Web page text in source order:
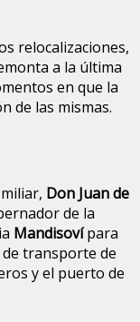
relocalizaciones,
a la última
en que la
de las mismas.
Don Juan de
de la
Mandisovípara
transporte de
y el puerto de